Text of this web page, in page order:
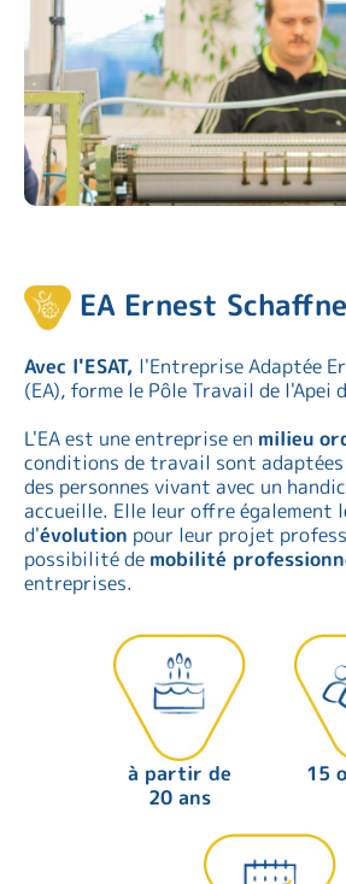
EA Ernest
Avec l'ESAT, l'Entreprise Adaptée
(EA), forme le Pôle Travail de l'Apei
L'EA est une entreprise en milieu
conditions de travail sont
des personnes vivant avec un
accueille. Elle leur offre également
d'évolution pour leur projet
possibilité de mobilité
entreprises.
à partir de
20 ans
15